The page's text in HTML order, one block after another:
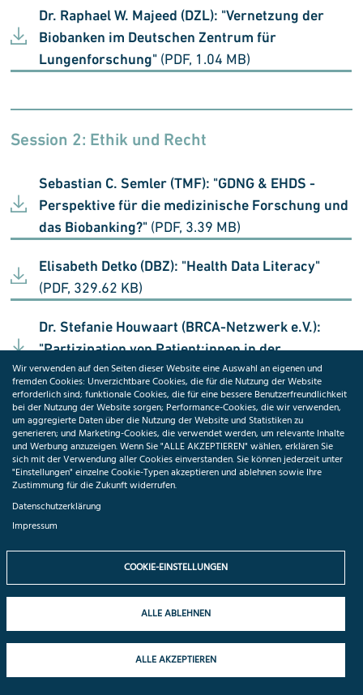
Dr. Raphael W. Majeed (DZL): "Vernetzung der
Biobanken im Deutschen Zentrum für
Lungenforschung" (PDF, 1.04 MB)
Session 2: Ethik und Recht
Sebastian C. Semler (TMF): "GDNG & EHDS -
Perspektive für die medizinische Forschung und
das Biobanking?" (PDF, 3.39 MB)
Elisabeth Detko (DBZ): "Health Data Literacy"
(PDF, 329.62 KB)
Dr. Stefanie Houwaart (BRCA-Netzwerk e.V.):
"Partizipation von Patient:innen in der
biomedizinischen Forschung"(PDF, 574.09 KB)
PD Dr. Jörg Geiger (ibdw): "Electronic Consent for
Hospital-Integrated Biobanks"(PDF, 326.99 KB)
Session 3: Schwerpunkt Notfallmanagement
(Industrie-Dialog)
Dr. Juliane Weikert (LMB): "Notfallmanagement in
Biobanken - Probleme, Ansätze,
Lösungsvorschläge"(PDF, 1.31 MB)
Dr. Thomas Müller (BioKryo GmbH): "Umzug
einer Biobank – lessons learned"(PDF, 2.61 MB)
Wir verwenden auf den Seiten dieser Website eine Auswahl an eigenen und
fremden Cookies: Unverzichtbare Cookies, die für die Nutzung der Website
erforderlich sind; funktionale Cookies, die für eine bessere Benutzerfreundlichkeit
bei der Nutzung der Website sorgen; Performance-Cookies, die wir verwenden,
um aggregierte Daten über die Nutzung der Website und Statistiken zu
generieren; und Marketing-Cookies, die verwendet werden, um relevante Inhalte
und Werbung anzuzeigen. Wenn Sie "ALLE AKZEPTIEREN" wählen, erklären Sie
sich mit der Verwendung aller Cookies einverstanden. Sie können jederzeit unter
"Einstellungen" einzelne Cookie-Typen akzeptieren und ablehnen sowie Ihre
Zustimmung für die Zukunft widerrufen.
Datenschutzerklärung
Impressum
COOKIE-EINSTELLUNGEN
ALLE ABLEHNEN
ALLE AKZEPTIEREN